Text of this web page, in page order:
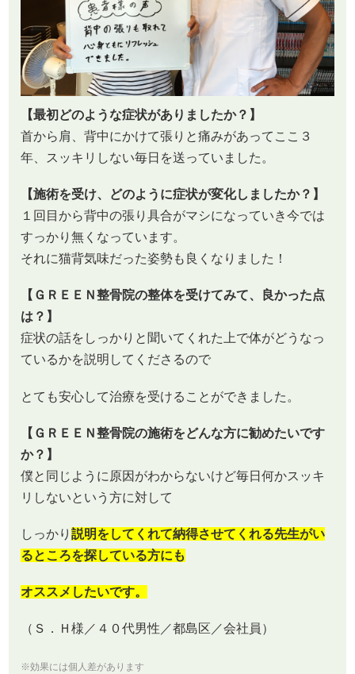
【最初どのような症状がありましたか？】
首から肩、背中にかけて張りと痛みがあってここ３
年、スッキリしない毎日を送っていました。
【施術を受け、どのように症状が変化しましたか？】
１回目から背中の張り具合がマシになっていき今では
すっかり無くなっています。
それに猫背気味だった姿勢も良くなりました！
【ＧＲＥＥＮ整骨院の整体を受けてみて、良かった点
は？】
症状の話をしっかりと聞いてくれた上で体がどうなっ
ているかを説明してくださるので
とても安心して治療を受けることができました。
【ＧＲＥＥＮ整骨院の施術をどんな方に勧めたいです
か？】
僕と同じように原因がわからないけど毎日何かスッキ
リしないという方に対して
しっかり 説明をしてくれて納得させてくれる先生がい
るところを探している方にも
オススメしたいです。
（Ｓ．Ｈ様／４０代男性／都島区／会社員）
※効果には個人差があります